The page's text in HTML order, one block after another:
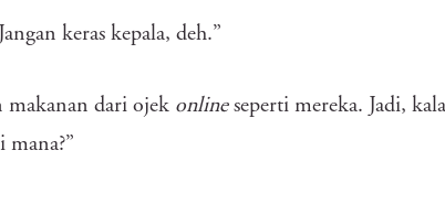
keras kepala, deh.”
makanan dari ojek online seperti mereka. Jadi,